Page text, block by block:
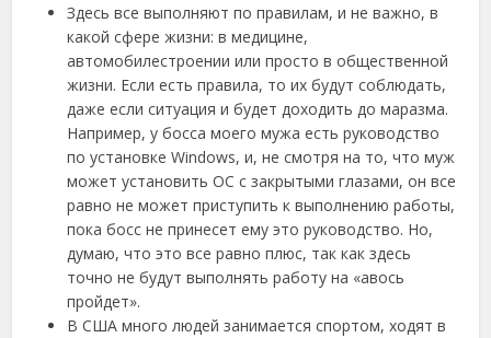
Здесь все выполняют по правилам, и не важно, в
какой сфере жизни: в медицине,
автомобилестроении или просто в общественной
жизни. Если есть правила, то их будут соблюдать,
даже если ситуация и будет доходить до маразма.
Например, у босса моего мужа есть руководство
по установке Windows, и, не смотря на то, что муж
может установить ОС с закрытыми глазами, он все
равно не может приступить к выполнению работы,
пока босс не принесет ему это руководство. Но,
думаю, что это все равно плюс, так как здесь
точно не будут выполнять работу на «авось
пройдет».
В США много людей занимается спортом, ходят в